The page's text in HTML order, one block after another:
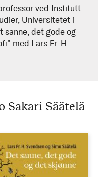
ved Institutt
Universitetet i
sanne, det gode og
med Lars Fr. H.
Sakari Säätelä